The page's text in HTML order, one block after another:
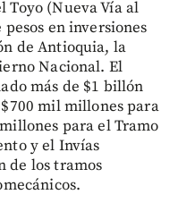
Toyo (Nueva Vía al
en inversiones
de Antioquia, la
Nacional. El
más de $1 billón
mil millones para
para el Tramo
y el Invías
de los tramos